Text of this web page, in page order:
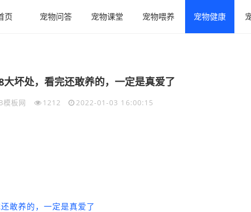
页 宠物问答 宠物课堂 宠物喂养 宠物健康
大坏处，看完还敢养的，一定是真爱了
模板网 1212 2022-01-03 16:00:15